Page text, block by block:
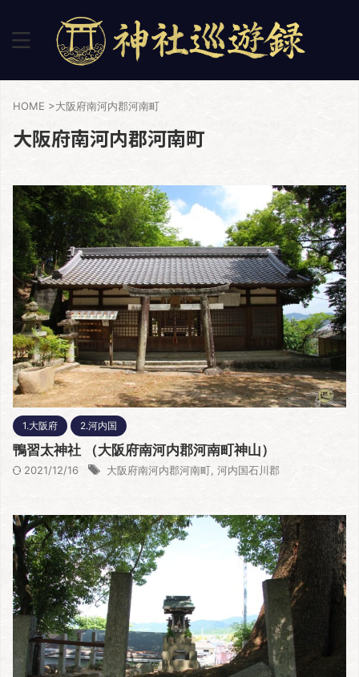
HOME >大阪府南河内郡河南町
大阪府南河内郡河南町
1.大阪府 2.河内国
鴨習太神社 （大阪府南河内郡河南町神山）
2021/12/16 大阪府南河内郡河南町, 河内国石川郡